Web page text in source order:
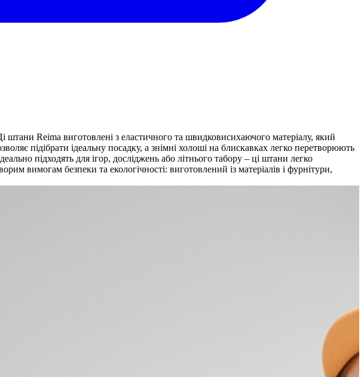
Reima виготовлені з еластичного та швидковисихаючого матеріалу, який
підібрати ідеальну посадку, а знімні холоші на блискавках легко перетворюють
підходять для ігор, досліджень або літнього табору – ці штани легко
вимогам безпеки та екологічності: виготовлений із матеріалів і фурнітури,